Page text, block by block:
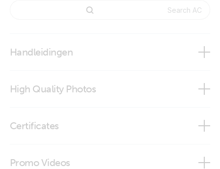
Handleidingen
High Quality Photos
AC Current sensor (top)
Certificates
sensor
Promo Videos